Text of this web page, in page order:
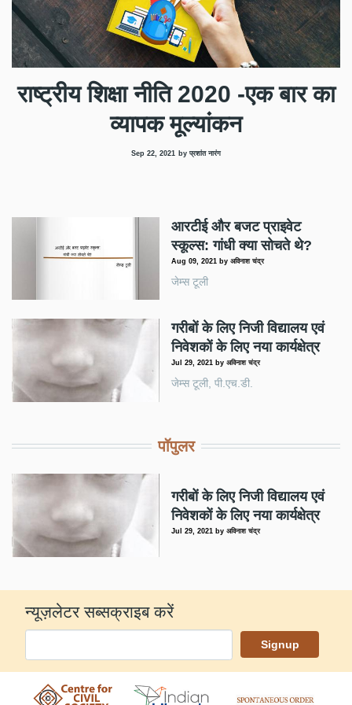
राष्ट्रीय शिक्षा नीति 2020 -एक बार का
व्यापक मूल्यांकन
Sep 22, 2021 by प्रशांत नारंग
आरटीई और बजट प्राइवेट
स्कूल्स: गांधी क्या सोचते थे?
Aug 09, 2021 byअविनाश चंद्र
जेम्स टूली
गरीबों के लिए निजी विद्यालय एवं
निवेशकों के लिए नया कार्यक्षेत्र
Jul 29, 2021 byअविनाश चंद्र
जेम्स टूली, पी.एच.डी.
पॉपुलर
गरीबों के लिए निजी विद्यालय एवं
निवेशकों के लिए नया कार्यक्षेत्र
Jul 29, 2021 byअविनाश चंद्र
न्यूज़लेटर सब्सक्राइब करें